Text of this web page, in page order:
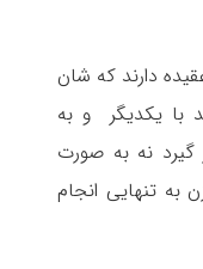
دارند که شان
با یکدیگر و به
گیرد نه به صورت
به تنهایی انجام